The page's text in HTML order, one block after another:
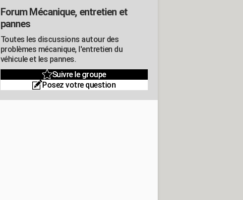
Forum Mécanique, entretien et
pannes
Toutes les discussions autour des
problèmes mécanique, l'entretien du
véhicule et les pannes.
Suivre le groupe
Posez votre question